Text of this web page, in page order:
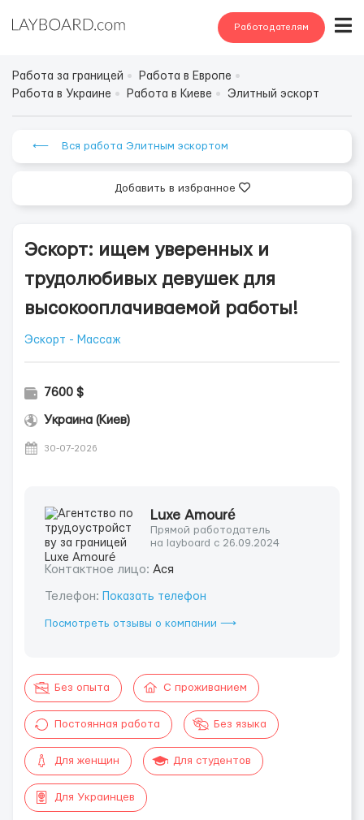
Работодателям
Работа за границей
Работа в Европе
Работа в Украине
Работа в Киеве Элитный эскорт
⟵ Вся работа Элитным эскортом
Добавить в избранное
Эскорт: ищем уверенных и
трудолюбивых девушек для
высокооплачиваемой работы!
Эскорт - Массаж
7600 $
Украина (Киев)
30-07-2026
Luxe Amouré
Прямой работодатель
на layboard с 26.09.2024
Контактное лицо: Ася
Телефон: Показать телефон
Посмотреть отзывы о компании ⟶
Без опыта С проживанием
Постоянная работа Без языка
Для женщин Для студентов
Для Украинцев